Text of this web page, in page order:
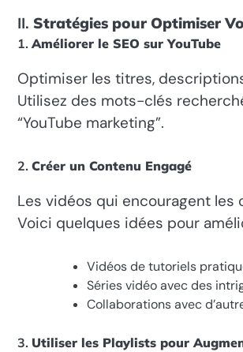
II. Stratégies pour Optimiser
1. Améliorer le SEO sur YouTube
Optimiser les titres,
Utilisez des mots-clés
“YouTube marketing”.
2. Créer un Contenu Engagé
Les vidéos qui encouragent les
Voici quelques idées pour
Vidéos de tutoriels
Séries vidéo avec des
Collaborations avec
3. Utiliser les Playlists pour